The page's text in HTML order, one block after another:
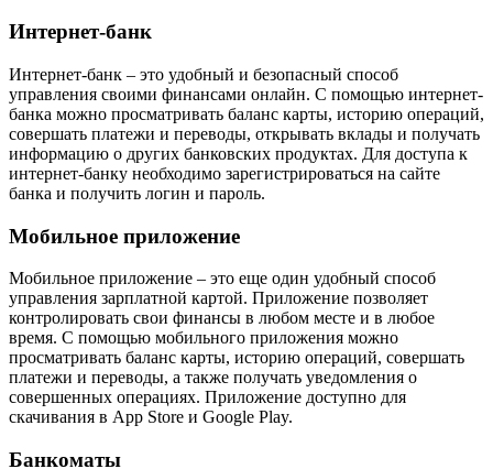
Интернет-банк
Интернет-банк – это удобный и безопасный способ
управления своими финансами онлайн. С помощью интернет-
банка можно просматривать баланс карты, историю операций,
совершать платежи и переводы, открывать вклады и получать
информацию о других банковских продуктах. Для доступа к
интернет-банку необходимо зарегистрироваться на сайте
банка и получить логин и пароль.
Мобильное приложение
Мобильное приложение – это еще один удобный способ
управления зарплатной картой. Приложение позволяет
контролировать свои финансы в любом месте и в любое
время. С помощью мобильного приложения можно
просматривать баланс карты, историю операций, совершать
платежи и переводы, а также получать уведомления о
совершенных операциях. Приложение доступно для
скачивания в App Store и Google Play.
Банкоматы